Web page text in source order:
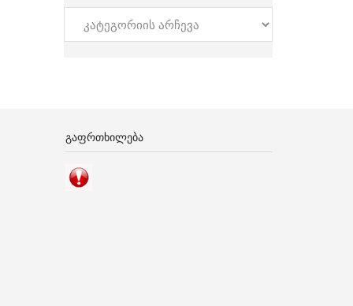
კატეგორიები
ᲒᲐᲤᲠᲗᲮᲘᲚᲔᲑᲐ